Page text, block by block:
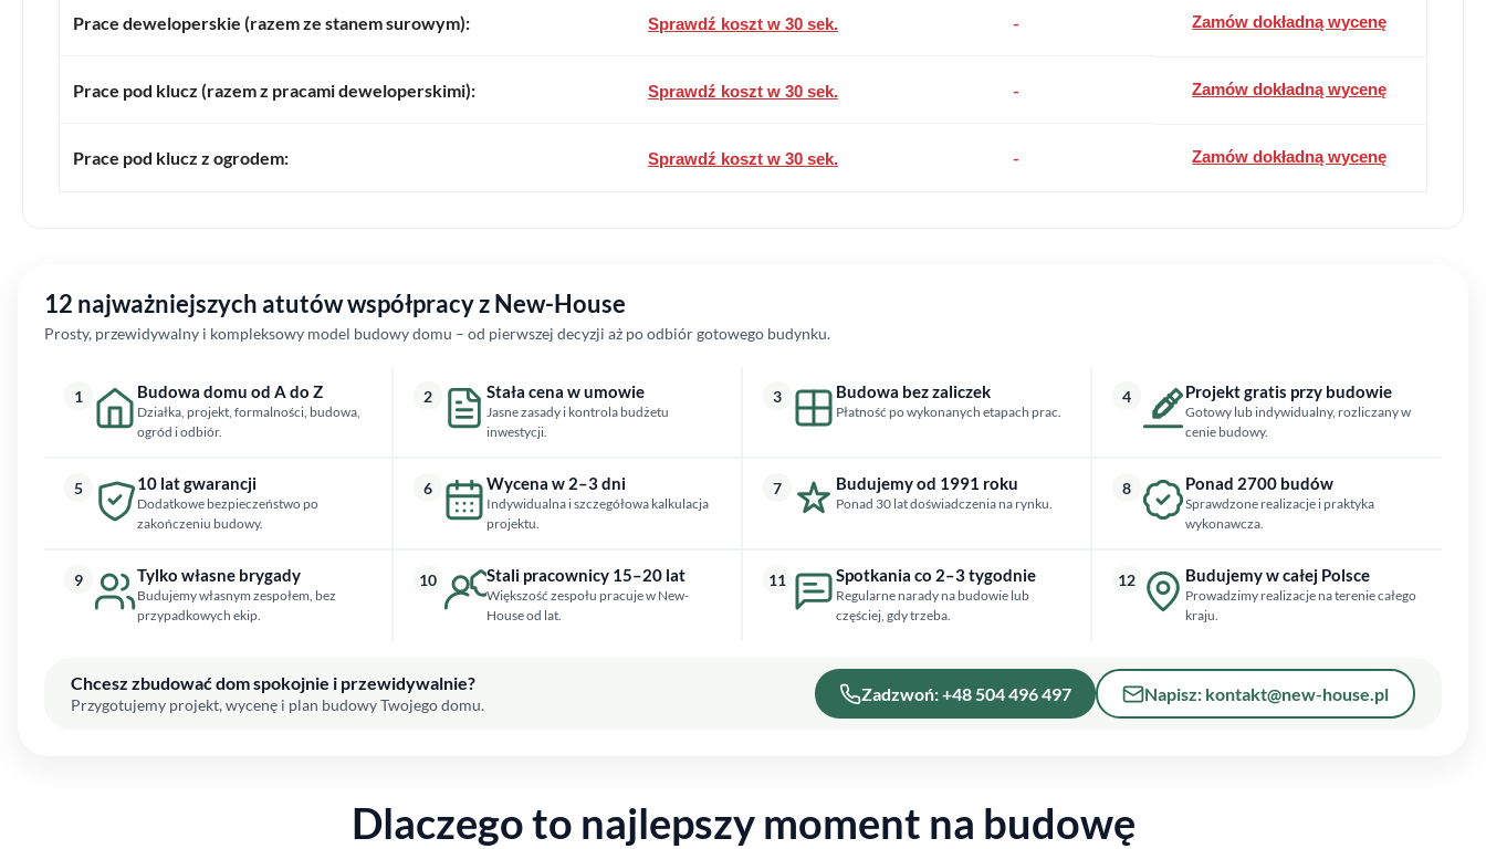
Prace deweloperskie (razem ze stanem surowym): Sprawdź koszt w 30 sek. - Zamów dokładną wycenę
Prace pod klucz (razem z pracami deweloperskimi): Sprawdź koszt w 30 sek. - Zamów dokładną wycenę
Prace pod klucz z ogrodem: Sprawdź koszt w 30 sek. - Zamów dokładną wycenę
12 najważniejszych atutów współpracy z New-House
Prosty, przewidywalny i kompleksowy model budowy domu – od pierwszej decyzji aż po odbiór gotowego budynku.
1 Budowa domu od A do Z
Działka, projekt, formalności, budowa,
ogród i odbiór.
2 Stała cena w umowie
Jasne zasady i kontrola budżetu
inwestycji.
3 Budowa bez zaliczek
Płatność po wykonanych etapach prac.
4 Projekt gratis przy budowie
Gotowy lub indywidualny, rozliczany w
cenie budowy.
5 10 lat gwarancji
Dodatkowe bezpieczeństwo po
zakończeniu budowy.
6 Wycena w 2–3 dni
Indywidualna i szczegółowa kalkulacja
projektu.
7 Budujemy od 1991 roku
Ponad 30 lat doświadczenia na rynku.
8 Ponad 2700 budów
Sprawdzone realizacje i praktyka
wykonawcza.
9 Tylko własne brygady
Budujemy własnym zespołem, bez
przypadkowych ekip.
10 Stali pracownicy 15–20 lat
Większość zespołu pracuje w New-
House od lat.
11 Spotkania co 2–3 tygodnie
Regularne narady na budowie lub
częściej, gdy trzeba.
12 Budujemy w całej Polsce
Prowadzimy realizacje na terenie całego
kraju.
Chcesz zbudować dom spokojnie i przewidywalnie?
Przygotujemy projekt, wycenę i plan budowy Twojego domu. Zadzwoń: +48 504 496 497 Napisz: kontakt@new-house.pl
Dlaczego to najlepszy moment na budowę